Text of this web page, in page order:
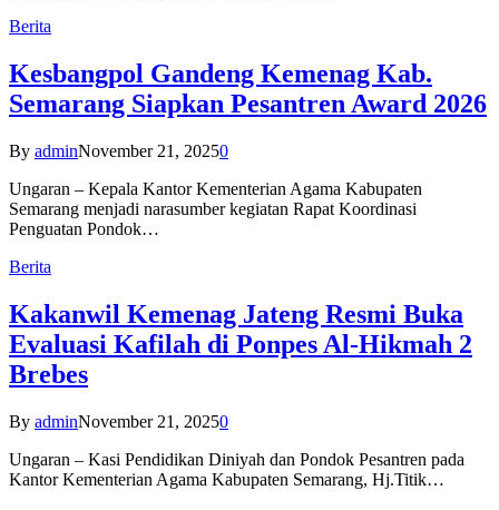
Berita
Kesbangpol Gandeng Kemenag Kab.
Semarang Siapkan Pesantren Award 2026
By adminNovember 21, 20250
Ungaran – Kepala Kantor Kementerian Agama Kabupaten
Semarang menjadi narasumber kegiatan Rapat Koordinasi
Penguatan Pondok…
Berita
Kakanwil Kemenag Jateng Resmi Buka
Evaluasi Kafilah di Ponpes Al-Hikmah 2
Brebes
By adminNovember 21, 20250
Ungaran – Kasi Pendidikan Diniyah dan Pondok Pesantren pada
Kantor Kementerian Agama Kabupaten Semarang, Hj.Titik…